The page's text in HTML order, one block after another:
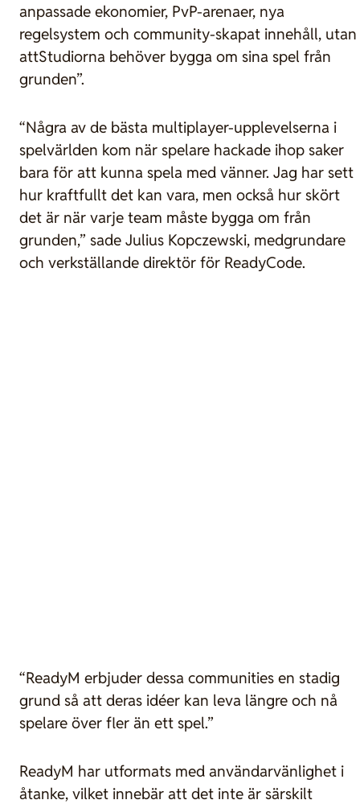
anpassade ekonomier, PvP-arenaer, nya
regelsystem och community-skapat innehåll, utan
attStudiorna behöver bygga om sina spel från
grunden”.
“Några av de bästa multiplayer-upplevelserna i
spelvärlden kom när spelare hackade ihop saker
bara för att kunna spela med vänner. Jag har sett
hur kraftfullt det kan vara, men också hur skört
det är när varje team måste bygga om från
grunden,” sade Julius Kopczewski, medgrundare
och verkställande direktör för ReadyCode.
“ReadyM erbjuder dessa communities en stadig
grund så att deras idéer kan leva längre och nå
spelare över fler än ett spel.”
ReadyM har utformats med användarvänlighet i
åtanke, vilket innebär att det inte är särskilt